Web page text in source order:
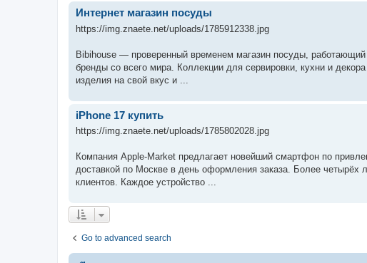
Интернет магазин посуды
https://img.znaete.net/uploads/1785912338.jpg
Bibihouse — проверенный временем магазин посуды,
бренды со всего мира. Коллекции для сервировки, кухни и
изделия на свой вкус и ...
iPhone 17 купить
https://img.znaete.net/uploads/1785802028.jpg
Компания Apple-Market предлагает новейший смартфон по
доставкой по Москве в день оформления заказа. Более четырёх
клиентов. Каждое устройство ...
Go to advanced search